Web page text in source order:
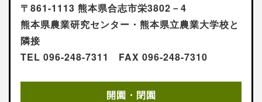
〒861-1113 熊本県合志市栄3802－4
熊本県農業研究センター・熊本県立農業大学校と
隣接
TEL 096-248-7311 FAX 096-248-7310
開園・閉園